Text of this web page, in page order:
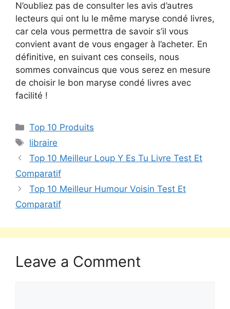
N’oubliez pas de consulter les avis d’autres
lecteurs qui ont lu le même maryse condé livres,
car cela vous permettra de savoir s’il vous
convient avant de vous engager à l’acheter. En
définitive, en suivant ces conseils, nous
sommes convaincus que vous serez en mesure
de choisir le bon maryse condé livres avec
facilité !
Top 10 Produits
libraire
Top 10 Meilleur Loup Y Es Tu Livre Test Et
Comparatif
Top 10 Meilleur Humour Voisin Test Et
Comparatif
Leave a Comment